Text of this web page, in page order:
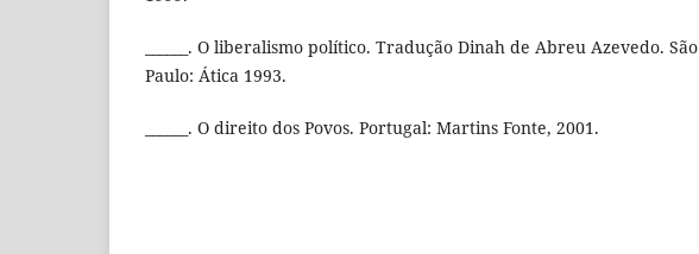
______. O liberalismo político. Tradução Dinah de Abreu Azevedo. São
Paulo: Ática 1993.
______. O direito dos Povos. Portugal: Martins Fonte, 2001.